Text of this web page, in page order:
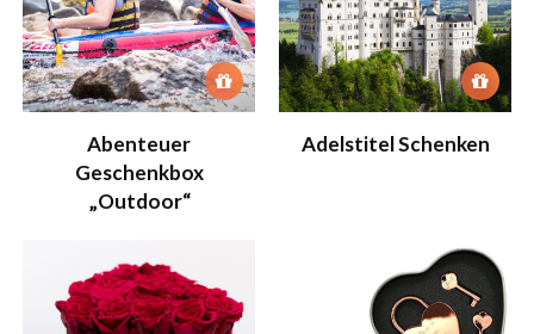
Abenteuer
Geschenkbox
„Outdoor“
Adelstitel Schenken